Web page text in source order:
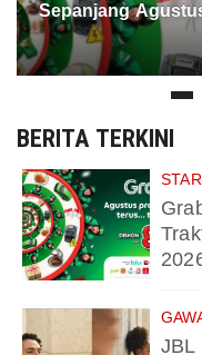
Sepanjang
BERITA TERKINI
JBL